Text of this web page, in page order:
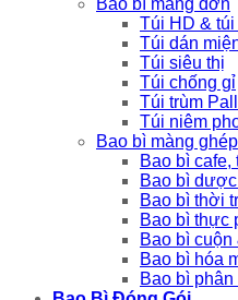
Túi HD & túi
Túi dán
Túi siêu thị
Túi chống gỉ
Túi trùm
Túi niêm
Bao bì màng ghép
Bao bì cafe,
Bao bì
Bao bì thời
Bao bì thực
Bao bì
Bao bì hóa
Bao bì